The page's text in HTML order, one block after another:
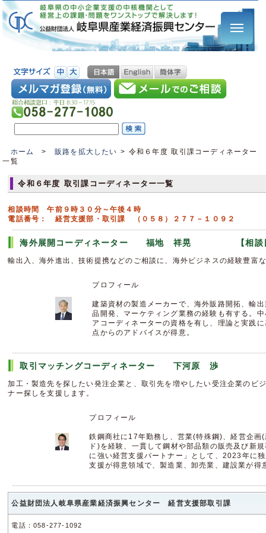
ホーム > 販路を拡大したい > 令和６年度 取引課コーディネーター
一覧
令和６年度 取引課コーディネーター一覧
相談時間 午前９時３０分～午後４時
電話番号： 経営支援部・取引課 （０５８）２７７－１０９２
海外展開コーディネーター 福地 祥晃 【相談日
輸出入、海外進出、技術提携などのご相談に、海外ビジネスの経験豊富
プロフィール
建築資材の製造メーカーで、海外販路開拓、輸
品開発、マーケティング業務の経験も有する。
アコーディネーターの資格を有し、理論と実践
点からのアドバイスが得意。
取引マッチングコーディネーター 下河原 渉 【
加工・製造先を探したい発注企業と、取引先を増やしたい受注企業のビ
ナー探しを支援します。
プロフィール
鉄鋼商社に17年勤務し、営業(特殊鋼)、経営企
ド)を経験、一貫して鋼材や部品類の販売及び新
に強い経営支援パートナー」として、2023年に
支援が得意領域で、製造業、卸売業、建設業が得
公益財団法人岐阜県産業経済振興センター 経営支援部取引課
電話：058-277-1092